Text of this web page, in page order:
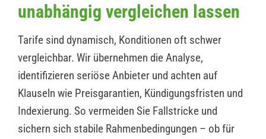
unabhängig vergleichen lassen
Tarife sind dynamisch, Konditionen oft schwer
vergleichbar. Wir übernehmen die Analyse,
identifizieren seriöse Anbieter und achten auf
Klauseln wie Preisgarantien, Kündigungsfristen und
Indexierung. So vermeiden Sie Fallstricke und
sichern sich stabile Rahmenbedingungen – ob für